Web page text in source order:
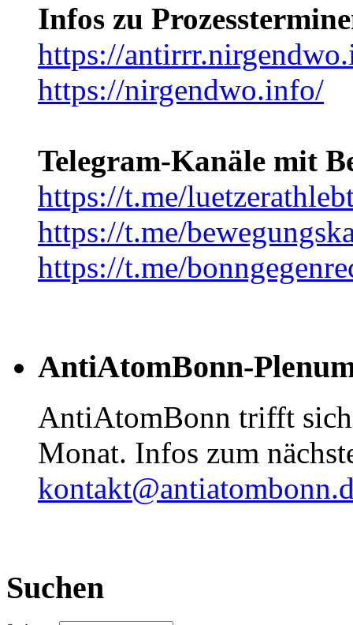
Infos zu
https://
https://nirgendwo.info/
Telegram-Kanäle mit
https://t.me/
https://t.me/
https://t.me/
AntiAtomBonn-
AntiAtomBonn trifft
Monat. Infos zum
Suchen